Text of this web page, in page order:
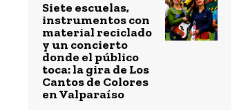
Siete escuelas,
instrumentos con
material reciclado
y un concierto
donde el público
toca: la gira de Los
Cantos de Colores
en Valparaíso